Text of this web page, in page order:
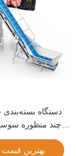
دستگاه
چند منظوره
گوسفند گاو ماهی
بهترین